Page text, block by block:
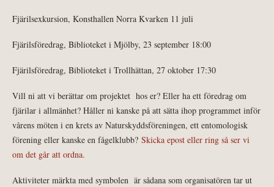
Fjärilsexkursion, Konsthallen Norra Kvarken 11 juli
Fjärilsföredrag, Biblioteket i Mjölby, 23 september 18:00
Fjärilsföredrag, Biblioteket i Trollhättan, 27 oktober 17:30
Vill ni att vi berättar om projektet hos er? Eller ha ett föredrag om
fjärilar i allmänhet? Håller ni kanske på att sätta ihop programmet inför
vårens möten i en krets av Naturskyddsföreningen, ett entomologisk
förening eller kanske en fågelklubb? Skicka epost eller ring så ser vi
om det går att ordna.
Aktiviteter märkta med symbolen är sådana som organisatören tar ut